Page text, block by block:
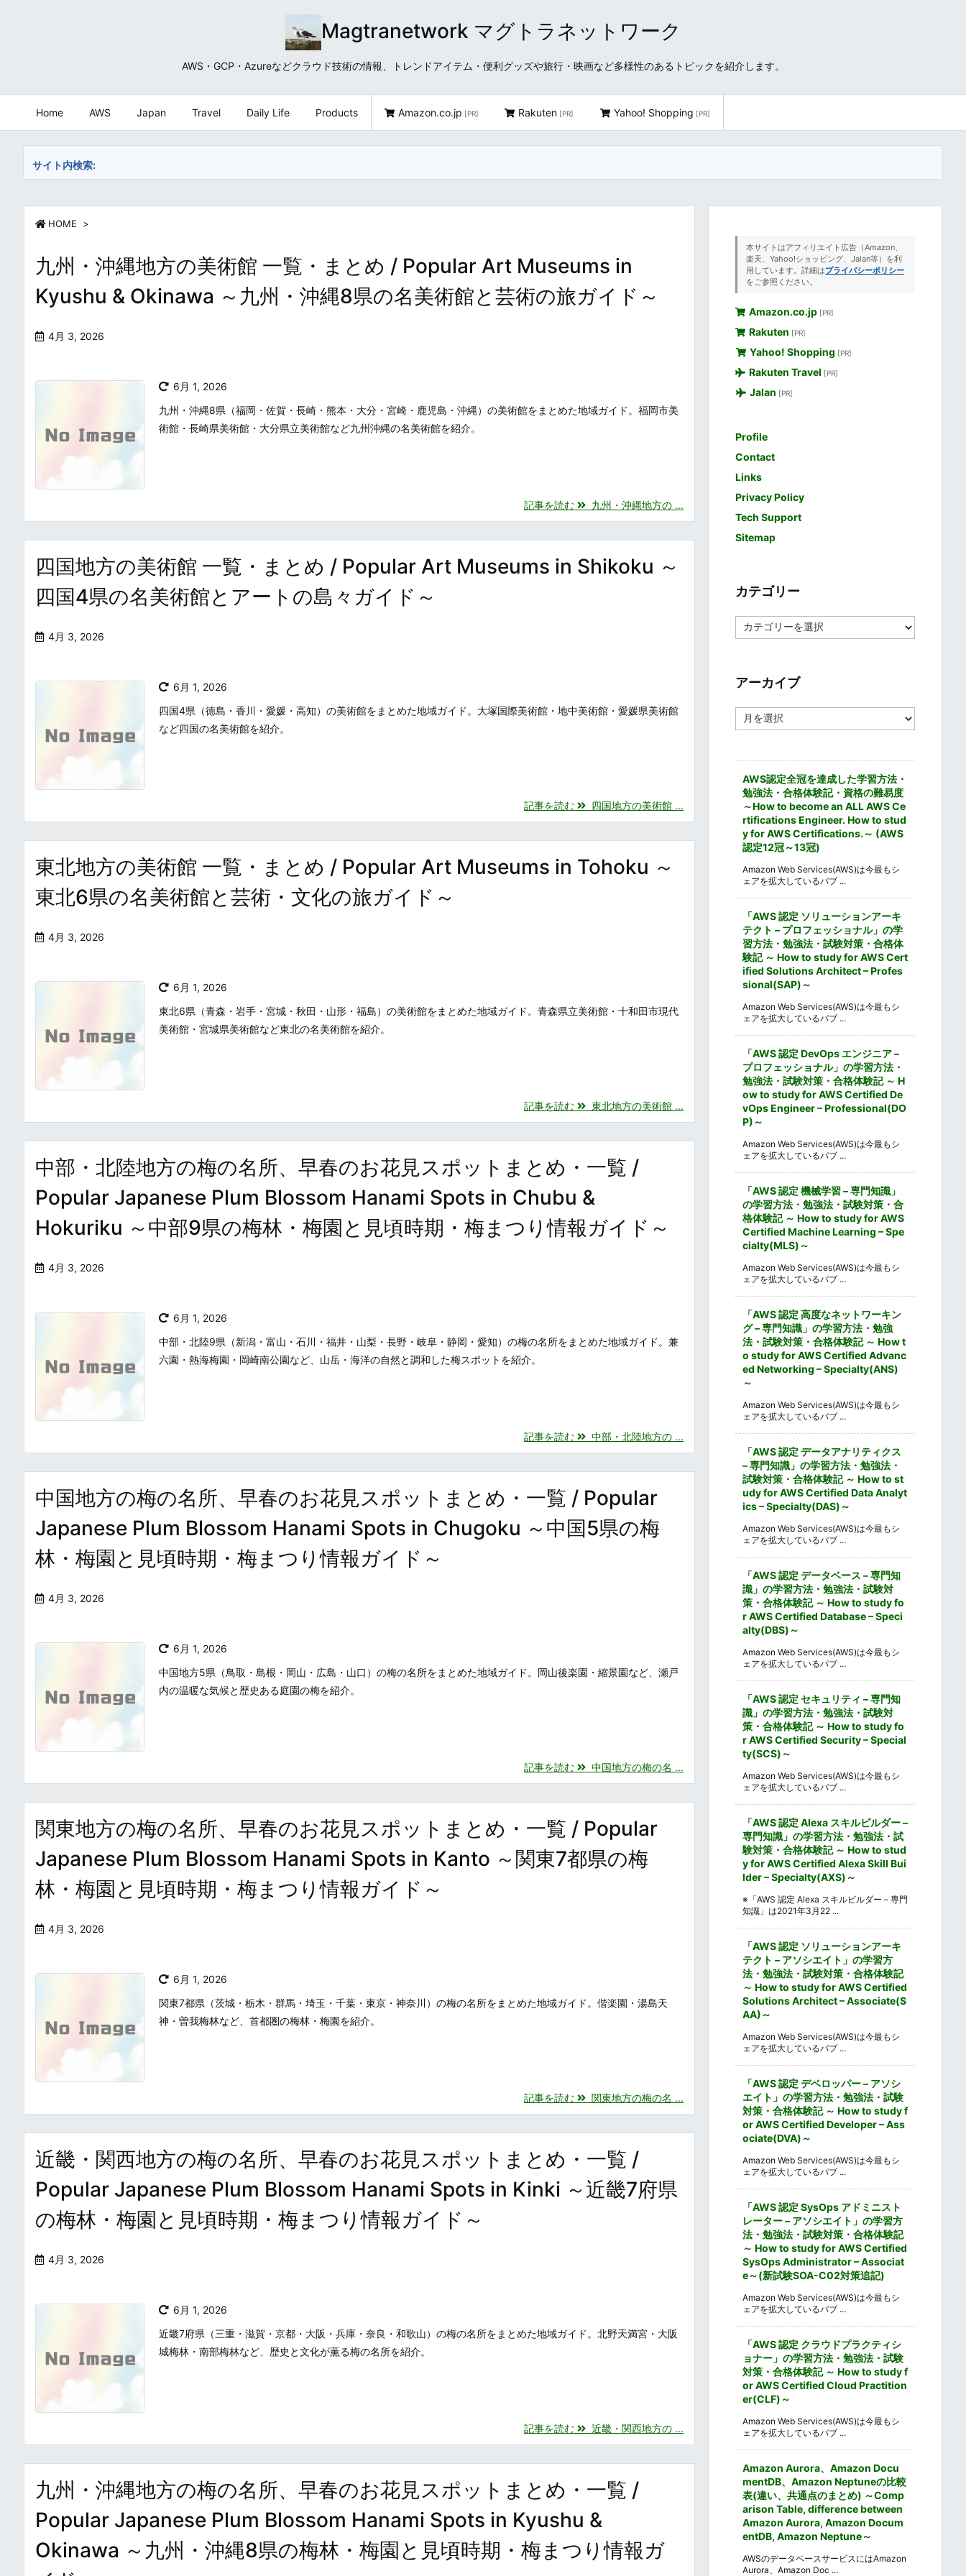
Magtranetwork マグトラネットワーク
AWS・GCP・Azureなどクラウド技術の情報、トレンドアイテム・便利グッズや旅行・映画など多様性のあるトピックを紹介します。
Home AWS Japan Travel Daily Life Products Amazon.co.jp [PR] Rakuten [PR] Yahoo! Shopping [PR]
サイト内検索:
HOME >
九州・沖縄地方の美術館 一覧・まとめ / Popular Art Museums in
Kyushu & Okinawa ～九州・沖縄8県の名美術館と芸術の旅ガイド～
4月 3, 2026
6月 1, 2026
九州・沖縄8県（福岡・佐賀・長崎・熊本・大分・宮崎・鹿児島・沖縄）の美術館をまとめた地域ガイド。福岡市美
術館・長崎県美術館・大分県立美術館など九州沖縄の名美術館を紹介。
記事を読む 九州・沖縄地方の ...
四国地方の美術館 一覧・まとめ / Popular Art Museums in Shikoku ～
四国4県の名美術館とアートの島々ガイド～
4月 3, 2026
6月 1, 2026
四国4県（徳島・香川・愛媛・高知）の美術館をまとめた地域ガイド。大塚国際美術館・地中美術館・愛媛県美術館
など四国の名美術館を紹介。
記事を読む 四国地方の美術館 ...
東北地方の美術館 一覧・まとめ / Popular Art Museums in Tohoku ～
東北6県の名美術館と芸術・文化の旅ガイド～
4月 3, 2026
6月 1, 2026
東北6県（青森・岩手・宮城・秋田・山形・福島）の美術館をまとめた地域ガイド。青森県立美術館・十和田市現代
美術館・宮城県美術館など東北の名美術館を紹介。
記事を読む 東北地方の美術館 ...
中部・北陸地方の梅の名所、早春のお花見スポットまとめ・一覧 /
Popular Japanese Plum Blossom Hanami Spots in Chubu &
Hokuriku ～中部9県の梅林・梅園と見頃時期・梅まつり情報ガイド～
4月 3, 2026
6月 1, 2026
中部・北陸9県（新潟・富山・石川・福井・山梨・長野・岐阜・静岡・愛知）の梅の名所をまとめた地域ガイド。兼
六園・熱海梅園・岡崎南公園など、山岳・海洋の自然と調和した梅スポットを紹介。
記事を読む 中部・北陸地方の ...
中国地方の梅の名所、早春のお花見スポットまとめ・一覧 / Popular
Japanese Plum Blossom Hanami Spots in Chugoku ～中国5県の梅
林・梅園と見頃時期・梅まつり情報ガイド～
4月 3, 2026
6月 1, 2026
中国地方5県（鳥取・島根・岡山・広島・山口）の梅の名所をまとめた地域ガイド。岡山後楽園・縮景園など、瀬戸
内の温暖な気候と歴史ある庭園の梅を紹介。
記事を読む 中国地方の梅の名 ...
関東地方の梅の名所、早春のお花見スポットまとめ・一覧 / Popular
Japanese Plum Blossom Hanami Spots in Kanto ～関東7都県の梅
林・梅園と見頃時期・梅まつり情報ガイド～
4月 3, 2026
6月 1, 2026
関東7都県（茨城・栃木・群馬・埼玉・千葉・東京・神奈川）の梅の名所をまとめた地域ガイド。偕楽園・湯島天
神・曽我梅林など、首都圏の梅林・梅園を紹介。
記事を読む 関東地方の梅の名 ...
近畿・関西地方の梅の名所、早春のお花見スポットまとめ・一覧 /
Popular Japanese Plum Blossom Hanami Spots in Kinki ～近畿7府県
の梅林・梅園と見頃時期・梅まつり情報ガイド～
4月 3, 2026
6月 1, 2026
近畿7府県（三重・滋賀・京都・大阪・兵庫・奈良・和歌山）の梅の名所をまとめた地域ガイド。北野天満宮・大阪
城梅林・南部梅林など、歴史と文化が薫る梅の名所を紹介。
記事を読む 近畿・関西地方の ...
九州・沖縄地方の梅の名所、早春のお花見スポットまとめ・一覧 /
Popular Japanese Plum Blossom Hanami Spots in Kyushu &
Okinawa ～九州・沖縄8県の梅林・梅園と見頃時期・梅まつり情報ガ
本サイトはアフィリエイト広告（Amazon、
楽天、Yahoo!ショッピング、Jalan等）を利
用しています。詳細はプライバシーポリシー
をご参照ください。
Amazon.co.jp [PR]
Rakuten [PR]
Yahoo! Shopping [PR]
Rakuten Travel [PR]
Jalan [PR]
Profile
Contact
Links
Privacy Policy
Tech Support
Sitemap
カテゴリー
テ
ー
アーカイブ
ー
AWS認定全冠を達成した学習方法・
勉強法・合格体験記・資格の難易度
～How to become an ALL AWS Ce
rtifications Engineer. How to stud
y for AWS Certifications.～ (AWS
認定12冠～13冠)
Amazon Web Services(AWS)は今最もシ
ェアを拡大しているパブ ...
「AWS 認定 ソリューションアーキ
テクト – プロフェッショナル」の学
習方法・勉強法・試験対策・合格体
験記 ～ How to study for AWS Cert
ified Solutions Architect – Profes
sional(SAP)～
Amazon Web Services(AWS)は今最もシ
ェアを拡大しているパブ ...
「AWS 認定 DevOps エンジニア –
プロフェッショナル」の学習方法・
勉強法・試験対策・合格体験記 ～ H
ow to study for AWS Certified De
vOps Engineer – Professional(DO
P)～
Amazon Web Services(AWS)は今最もシ
ェアを拡大しているパブ ...
「AWS 認定 機械学習 – 専門知識」
の学習方法・勉強法・試験対策・合
格体験記 ～ How to study for AWS
Certified Machine Learning – Spe
cialty(MLS)～
Amazon Web Services(AWS)は今最もシ
ェアを拡大しているパブ ...
「AWS 認定 高度なネットワーキン
グ – 専門知識」の学習方法・勉強
法・試験対策・合格体験記 ～ How t
o study for AWS Certified Advanc
ed Networking – Specialty(ANS)
～
Amazon Web Services(AWS)は今最もシ
ェアを拡大しているパブ ...
「AWS 認定 データアナリティクス
– 専門知識」の学習方法・勉強法・
試験対策・合格体験記 ～ How to st
udy for AWS Certified Data Analyt
ics – Specialty(DAS)～
Amazon Web Services(AWS)は今最もシ
ェアを拡大しているパブ ...
「AWS 認定 データベース – 専門知
識」の学習方法・勉強法・試験対
策・合格体験記 ～ How to study fo
r AWS Certified Database – Speci
alty(DBS)～
Amazon Web Services(AWS)は今最もシ
ェアを拡大しているパブ ...
「AWS 認定 セキュリティ – 専門知
識」の学習方法・勉強法・試験対
策・合格体験記 ～ How to study fo
r AWS Certified Security – Special
ty(SCS)～
Amazon Web Services(AWS)は今最もシ
ェアを拡大しているパブ ...
「AWS 認定 Alexa スキルビルダー –
専門知識」の学習方法・勉強法・試
験対策・合格体験記 ～ How to stud
y for AWS Certified Alexa Skill Bui
lder – Specialty(AXS)～
※「AWS 認定 Alexa スキルビルダー – 専門
知識」は2021年3月22 ...
「AWS 認定 ソリューションアーキ
テクト – アソシエイト」の学習方
法・勉強法・試験対策・合格体験記
～ How to study for AWS Certified
Solutions Architect – Associate(S
AA)～
Amazon Web Services(AWS)は今最もシ
ェアを拡大しているパブ ...
「AWS 認定 デベロッパー – アソシ
エイト」の学習方法・勉強法・試験
対策・合格体験記 ～ How to study f
or AWS Certified Developer – Ass
ociate(DVA)～
Amazon Web Services(AWS)は今最もシ
ェアを拡大しているパブ ...
「AWS 認定 SysOps アドミニスト
レーター – アソシエイト」の学習方
法・勉強法・試験対策・合格体験記
～ How to study for AWS Certified
SysOps Administrator – Associat
e～(新試験SOA-C02対策追記)
Amazon Web Services(AWS)は今最もシ
ェアを拡大しているパブ ...
「AWS 認定 クラウドプラクティシ
ョナー」の学習方法・勉強法・試験
対策・合格体験記 ～ How to study f
or AWS Certified Cloud Practition
er(CLF)～
Amazon Web Services(AWS)は今最もシ
ェアを拡大しているパブ ...
Amazon Aurora、Amazon Docu
mentDB、Amazon Neptuneの比較
表(違い、共通点のまとめ) ～Comp
arison Table, difference between
Amazon Aurora, Amazon Docum
entDB, Amazon Neptune～
AWSのデータベースサービスにはAmazon
Aurora、Amazon Doc ...